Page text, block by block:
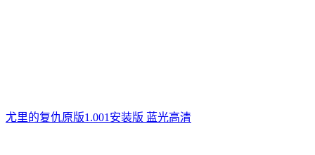
尤里的复仇原版1.001安装版 蓝光高清